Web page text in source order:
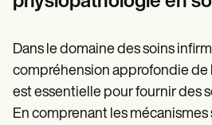
Dans le domaine des soins
compréhension approfondie
est essentielle pour fournir des
En comprenant les